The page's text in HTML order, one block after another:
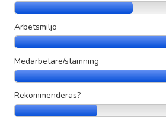
Arbetsmiljö
Medarbetare/stämning
Rekommenderas?